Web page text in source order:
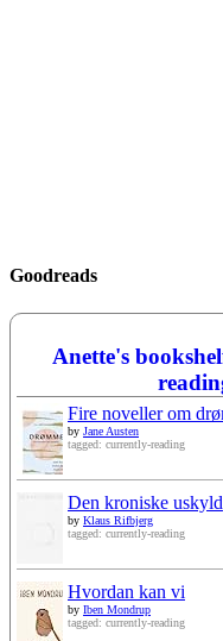
Goodreads
Anette's
Fire noveller om
by Jane Austen
tagged: currently-reading
Den kroniske uskyld
by Klaus Rifbjerg
tagged: currently-reading
Hvordan kan vi
by Iben Mondrup
tagged: currently-reading